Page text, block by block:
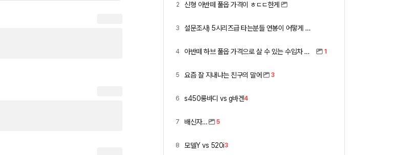
2 신형 아반떼 풀옵 가격이 ㅎㄷㄷ한게
3 설문조사) 5시리즈급 타는분들 연봉이 어떻게 되세요
4 아반떼 하브 풀옵 가격으로 살 수 있는 수입차 모아봄 1
5 요즘 잘 지내냐는 친구의 말에 3
6 s450롱바디 vs g바겐4
7 배신자… 5
8 모델Y vs 520i3